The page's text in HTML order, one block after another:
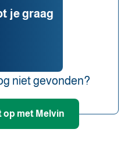
je graag
niet gevonden?
op met Melvin